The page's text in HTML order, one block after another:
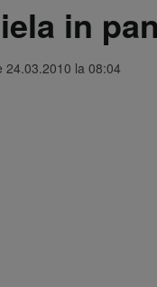
in
24.03.2010 la 08:04